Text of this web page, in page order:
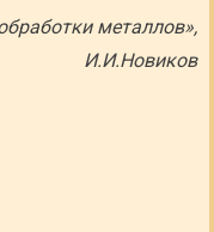
металлов»,
И.И.Новиков